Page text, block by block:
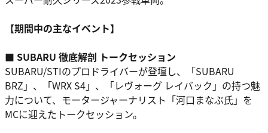
【期間中の主なイベント】
■ SUBARU 徹底解剖 トークセッション
SUBARU/STIのプロドライバーが登壇し、「SUBARU
BRZ」、「WRX S4」、「レヴォーグ レイバック」の持つ魅
力について、モータージャーナリスト「河口まなぶ氏」を
MCに迎えたトークセッション。